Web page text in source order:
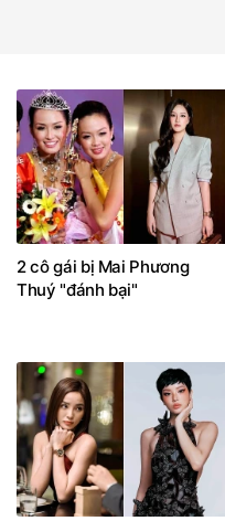
2 cô gái bị Mai Phương
Thuý "đánh bại"